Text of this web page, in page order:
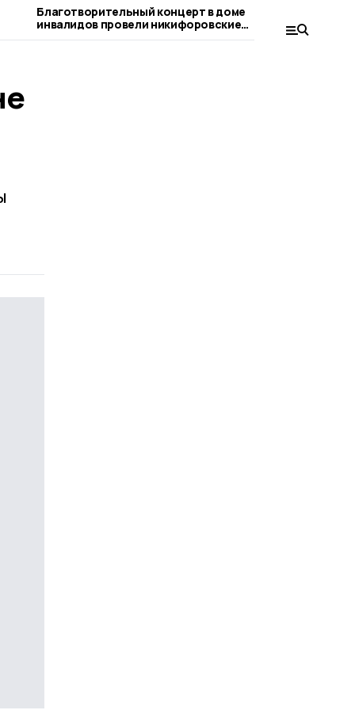
Благотворительный концерт в доме
инвалидов провели никифоровские
работники культуры
след на